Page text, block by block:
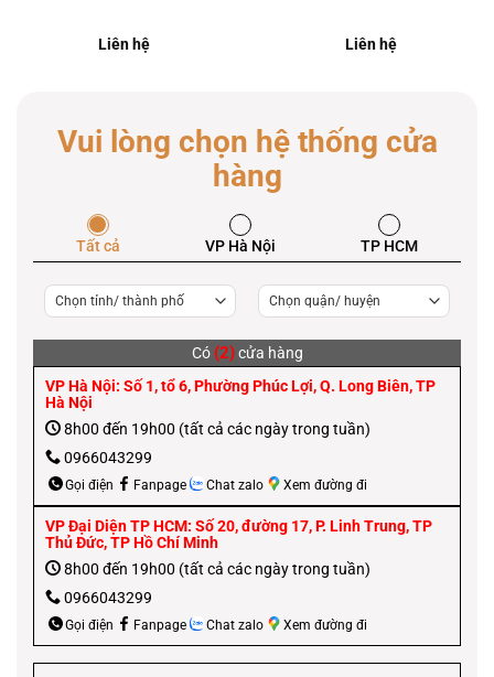
Liên hệ Liên hệ
Vui lòng chọn hệ thống cửa
hàng
Tất cả VP Hà Nội TP HCM
Có (2)cửa hàng
VP Hà Nội: Số 1, tổ 6, Phường Phúc Lợi, Q. Long Biên, TP
Hà Nội
8h00 đến 19h00 (tất cả các ngày trong tuần)
0966043299
Gọi điện Fanpage Chat zalo Xem đường đi
VP Đại Diện TP HCM: Số 20, đường 17, P. Linh Trung, TP
Thủ Đức, TP Hồ Chí Minh
8h00 đến 19h00 (tất cả các ngày trong tuần)
0966043299
Gọi điện Fanpage Chat zalo Xem đường đi